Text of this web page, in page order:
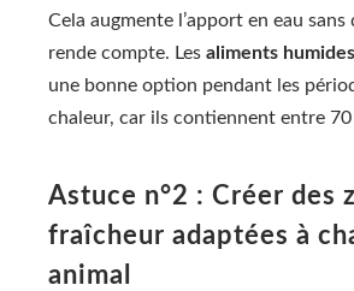
Cela augmente l’apport en eau sans
rende compte. Les aliments
une bonne option pendant les
chaleur, car ils contiennent entre 70
Astuce n°2 : Créer des
fraîcheur adaptées à
animal